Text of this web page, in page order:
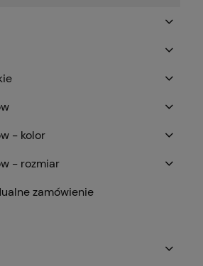
- kolor
- rozmiar
zamówienie